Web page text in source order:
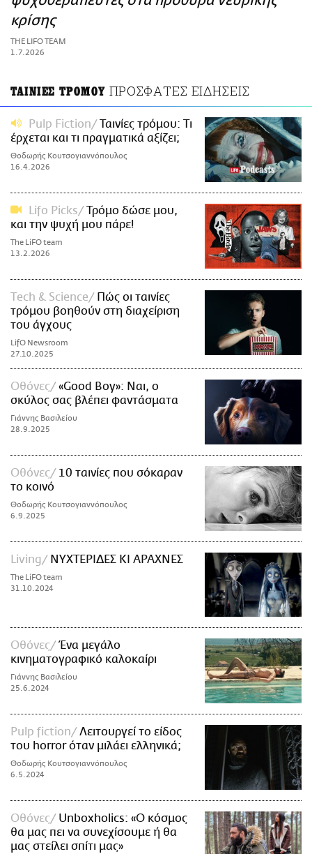
ΑΜΠΑ
PRINT
κρίσης
THE LIFO TEAM
1.7.2026
ΤΑΙΝΙΕΣ ΤΡΟΜΟΥ ΠΡΟΣΦΑΤΕΣ ΕΙΔΗΣΕΙΣ
Pulp Fiction
Ταινίες τρόμου: Τι
έρχεται και τι πραγματικά αξίζει;
Θοδωρής Κουτσογιαννόπουλος
16.4.2026
Lifo Picks
Τρόμο δώσε μου,
και την ψυχή μου πάρε!
The LiFO team
13.2.2026
Τech & Science
Πώς οι ταινίες
τρόμου βοηθούν στη διαχείριση
του άγχους
LifO Newsroom
27.10.2025
Οθόνες
«Good Boy»: Ναι, ο
σκύλος σας βλέπει φαντάσματα
Γιάννης Βασιλείου
28.9.2025
Οθόνες
10 ταινίες που σόκαραν
το κοινό
Θοδωρής Κουτσογιαννόπουλος
6.9.2025
Living ΝΥΧΤΕΡΙΔΕΣ ΚΙ ΑΡΑΧΝΕΣ
The LiFO team
31.10.2024
Οθόνες
Ένα μεγάλο
κινηματογραφικό καλοκαίρι
Γιάννης Βασιλείου
25.6.2024
Pulp fiction
Λειτουργεί το είδος
του horror όταν μιλάει ελληνικά;
Θοδωρής Κουτσογιαννόπουλος
6.5.2024
Οθόνες
Unboxholics: «O κόσμος
θα μας πει να συνεχίσουμε ή θα
μας στείλει σπίτι μας»